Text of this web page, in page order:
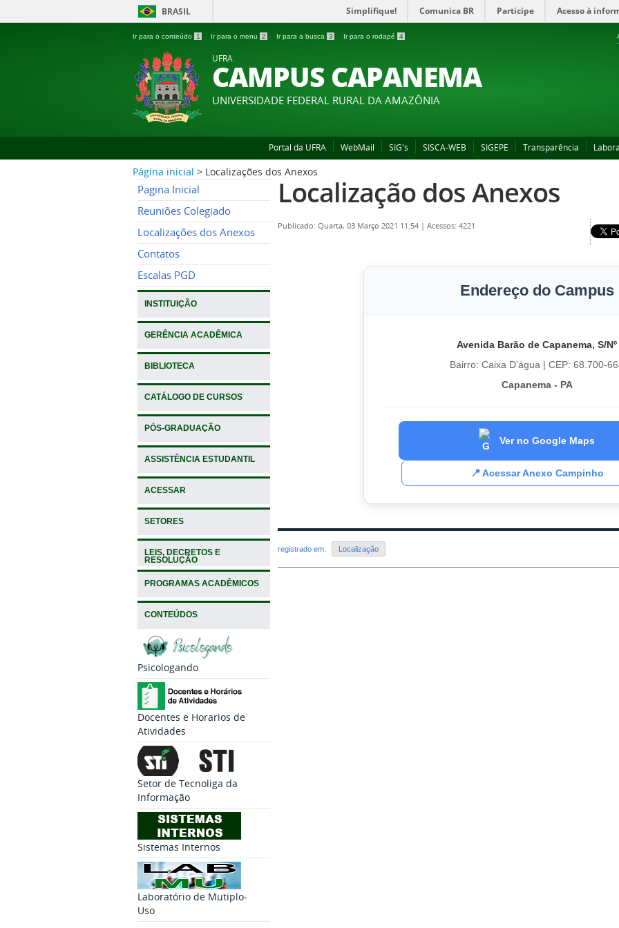
BRASIL Simplifique! Comunica BR Participe Acesso à
Ir para o conteúdo 1 Ir para o menu 2 Ir para a busca 3 Ir para o rodapé 4
UFRA
CAMPUS CAPANEMA
UNIVERSIDADE FEDERAL RURAL DA AMAZÔNIA
Portal da UFRA WebMail SIG's SISCA-WEB SIGEPE Transparência
Página inicial > Localizações dos Anexos
Pagina Inicial
Reuniões Colegiado
Localizações dos Anexos
Contatos
Escalas PGD
INSTITUIÇÃO
GERÊNCIA ACADÊMICA
BIBLIOTECA
CATÁLOGO DE CURSOS
PÓS-GRADUAÇÃO
ASSISTÊNCIA ESTUDANTIL
ACESSAR
SETORES
LEIS, DECRETOS E
RESOLUÇÃO
PROGRAMAS ACADÊMICOS
CONTEÚDOS
Psicologando
Docentes e Horarios de
Atividades
Setor de Tecnoliga da
Informação
Sistemas Internos
Laboratório de Mutiplo-
Uso
Localização dos Anexos
Publicado: Quarta, 03 Março 2021 11:54 | Acessos: 4221
Endereço do Campus
Avenida Barão de Capanema, S/Nº
Bairro: Caixa D’água | CEP: 68.700-
Capanema - PA
Ver no Google Maps
📍 Acessar Anexo Campinho
registrado em: Localização